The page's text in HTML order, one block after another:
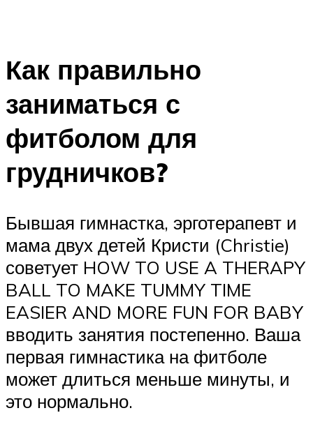
Как правильно
заниматься с
фитболом для
грудничков?
Бывшая гимнастка, эрготерапевт и
мама двух детей Кристи (Christie)
советует HOW TO USE A THERAPY
BALL TO MAKE TUMMY TIME
EASIER AND MORE FUN FOR BABY
вводить занятия постепенно. Ваша
первая гимнастика на фитболе
может длиться меньше минуты, и
это нормально.